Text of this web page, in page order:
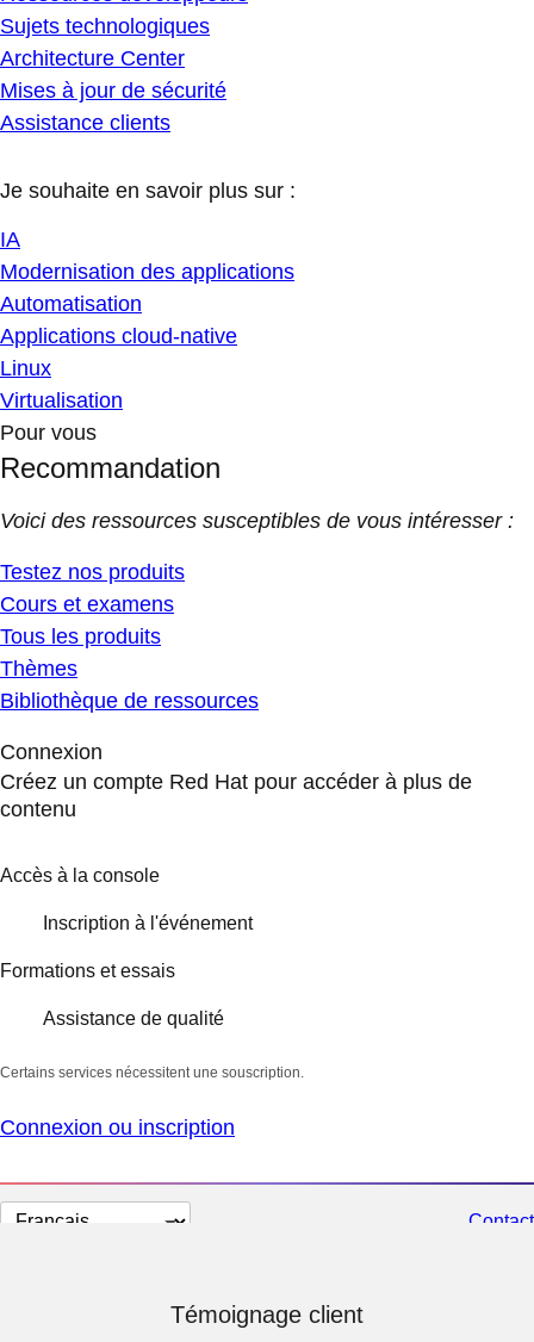
Sujets technologiques
Architecture Center
Mises à jour de sécurité
Assistance clients
Je souhaite en savoir plus sur :
IA
Modernisation des applications
Automatisation
Applications cloud-native
Linux
Virtualisation
Pour vous
Recommandation
Voici des ressources susceptibles de vous intéresser :
Testez nos produits
Cours et examens
Tous les produits
Thèmes
Bibliothèque de ressources
Connexion
Créez un compte Red Hat pour accéder à plus de
contenu
Accès à la console
Inscription à l'événement
Formations et essais
Assistance de qualité
Certains services nécessitent une souscription.
Connexion ou inscription
Changer
Contact
Témoignage client